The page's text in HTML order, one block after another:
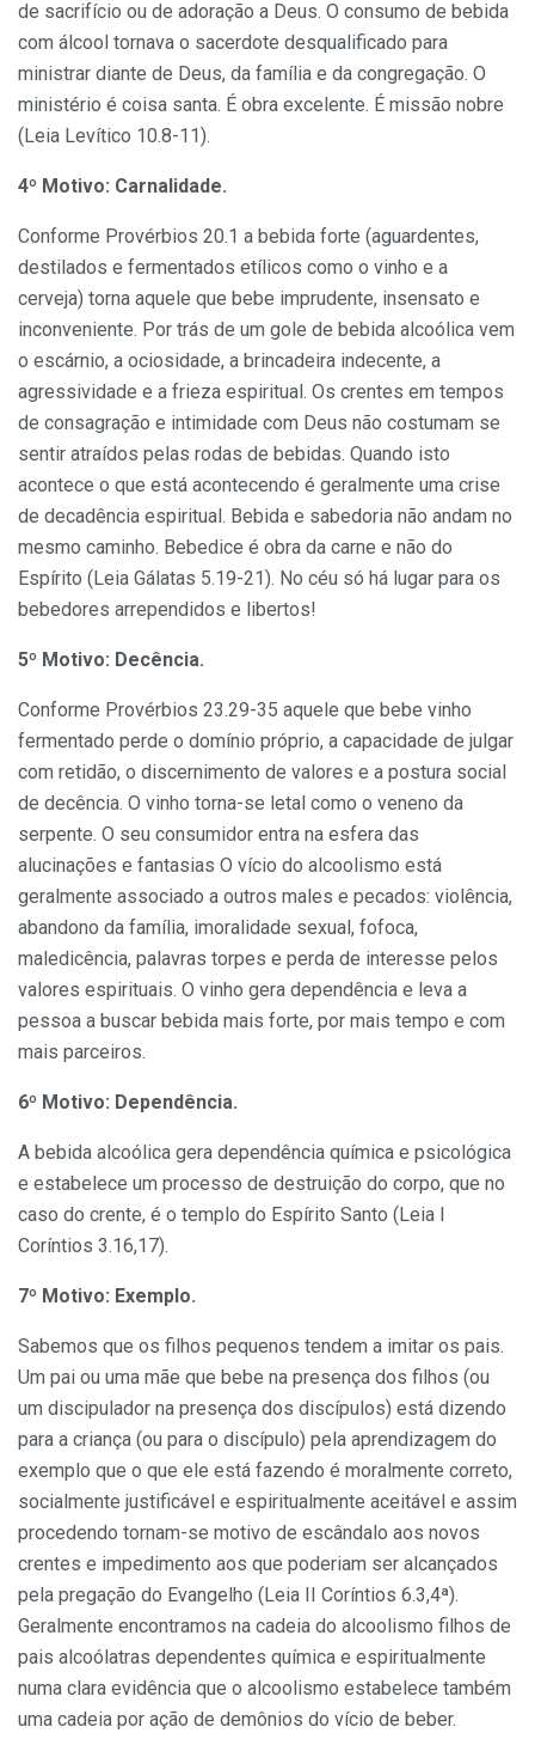
de sacrifício ou de adoração a Deus. O consumo de bebida
com álcool tornava o sacerdote desqualificado para
ministrar diante de Deus, da família e da congregação. O
ministério é coisa santa. É obra excelente. É missão nobre
(Leia Levítico 10.8-11).
4º Motivo: Carnalidade.
Conforme Provérbios 20.1 a bebida forte (aguardentes,
destilados e fermentados etílicos como o vinho e a
cerveja) torna aquele que bebe imprudente, insensato e
inconveniente. Por trás de um gole de bebida alcoólica vem
o escárnio, a ociosidade, a brincadeira indecente, a
agressividade e a frieza espiritual. Os crentes em tempos
de consagração e intimidade com Deus não costumam se
sentir atraídos pelas rodas de bebidas. Quando isto
acontece o que está acontecendo é geralmente uma crise
de decadência espiritual. Bebida e sabedoria não andam no
mesmo caminho. Bebedice é obra da carne e não do
Espírito (Leia Gálatas 5.19-21). No céu só há lugar para os
bebedores arrependidos e libertos!
5º Motivo: Decência.
Conforme Provérbios 23.29-35 aquele que bebe vinho
fermentado perde o domínio próprio, a capacidade de julgar
com retidão, o discernimento de valores e a postura social
de decência. O vinho torna-se letal como o veneno da
serpente. O seu consumidor entra na esfera das
alucinações e fantasias O vício do alcoolismo está
geralmente associado a outros males e pecados: violência,
abandono da família, imoralidade sexual, fofoca,
maledicência, palavras torpes e perda de interesse pelos
valores espirituais. O vinho gera dependência e leva a
pessoa a buscar bebida mais forte, por mais tempo e com
mais parceiros.
6º Motivo: Dependência.
A bebida alcoólica gera dependência química e psicológica
e estabelece um processo de destruição do corpo, que no
caso do crente, é o templo do Espírito Santo (Leia I
Coríntios 3.16,17).
7º Motivo: Exemplo.
Sabemos que os filhos pequenos tendem a imitar os pais.
Um pai ou uma mãe que bebe na presença dos filhos (ou
um discipulador na presença dos discípulos) está dizendo
para a criança (ou para o discípulo) pela aprendizagem do
exemplo que o que ele está fazendo é moralmente correto,
socialmente justificável e espiritualmente aceitável e assim
procedendo tornam-se motivo de escândalo aos novos
crentes e impedimento aos que poderiam ser alcançados
pela pregação do Evangelho (Leia II Coríntios 6.3,4ª).
Geralmente encontramos na cadeia do alcoolismo filhos de
pais alcoólatras dependentes química e espiritualmente
numa clara evidência que o alcoolismo estabelece também
uma cadeia por ação de demônios do vício de beber.